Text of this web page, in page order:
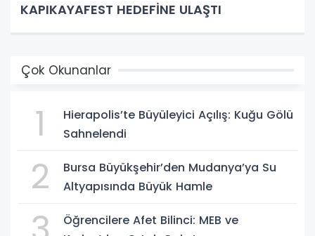
KAPIKAYAFEST HEDEFİNE ULAŞTI
Çok Okunanlar
1
Hierapolis’te Büyüleyici Açılış: Kuğu Gölü
Sahnelendi
2
Bursa Büyükşehir’den Mudanya’ya Su
Altyapısında Büyük Hamle
Öğrencilere Afet Bilinci: MEB ve